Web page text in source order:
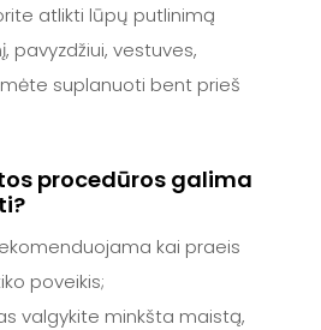
atlikti lūpų putlinimą
pavyzdžiui, vestuves,
suplanuoti bent prieš
procedūros galima
kai praeis
poveikis;
valgykite minkšta maistą,